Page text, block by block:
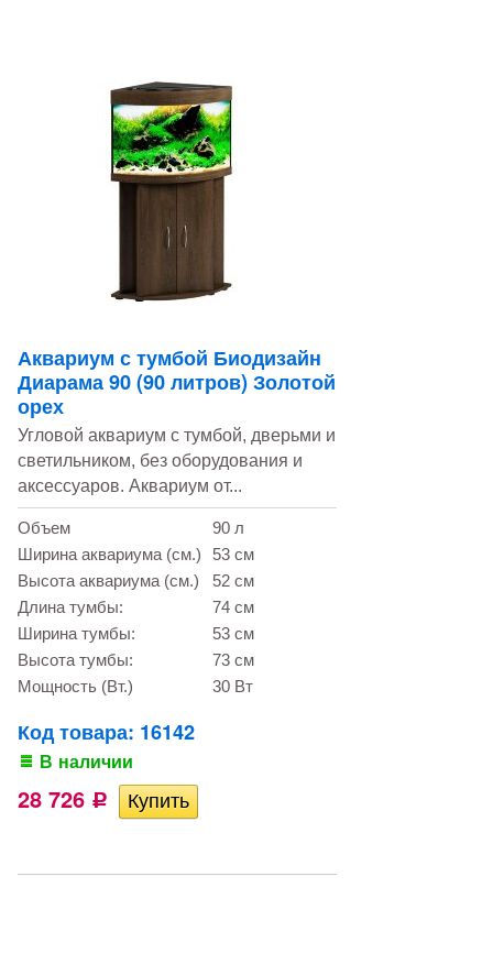
Аквариум с тумбой Биодизайн
Диарама 90 (90 литров) Золотой
орех
Угловой аквариум с тумбой, дверьми и
светильником, без оборудования и
аксессуаров. Аквариум от...
Объем
90 л
Ширина аквариума (см.)
53 см
Высота аквариума (см.)
52 см
Длина тумбы:
74 см
Ширина тумбы:
53 см
Высота тумбы:
73 см
Мощность (Вт.)
30 Вт
Код товара: 16142
В наличии
28 726 Р